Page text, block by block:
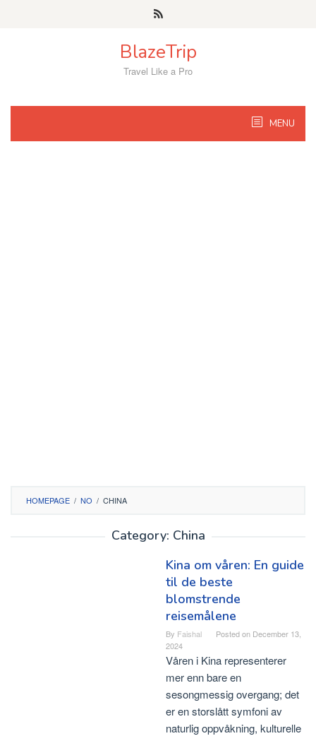
BlazeTrip
Travel Like a Pro
MENU
HOMEPAGE / NO / CHINA
Category: China
Kina om våren: En guide
til de beste
blomstrende
reisemålene
By Faishal Posted on December 13,
2024
Våren i Kina representerer
mer enn bare en
sesongmessig overgang; det
er en storslått symfoni av
naturlig oppvåkning, kulturelle